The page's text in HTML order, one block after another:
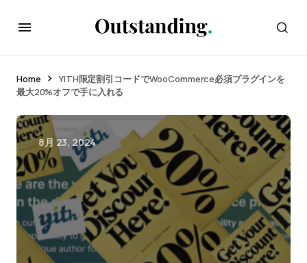
Home
YITH限定割引コードでWooCommerce必須プラグインを
最大20%オフで手に入れる
8月 23, 2024